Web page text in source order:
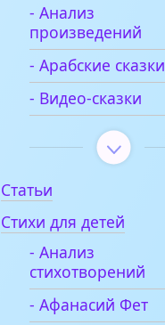
- Анализ
произведений
- Арабские сказки
- Видео-сказки
Статьи
Стихи для детей
- Анализ
стихотворений
- Афанасий Фет